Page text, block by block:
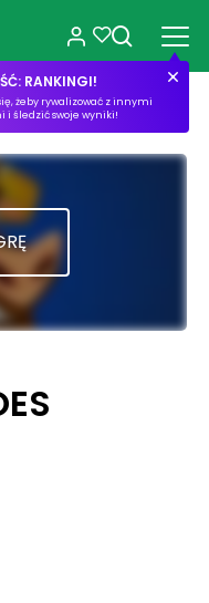
RANKINGI!
żeby rywalizować z innymi
i śledzić swoje wyniki!